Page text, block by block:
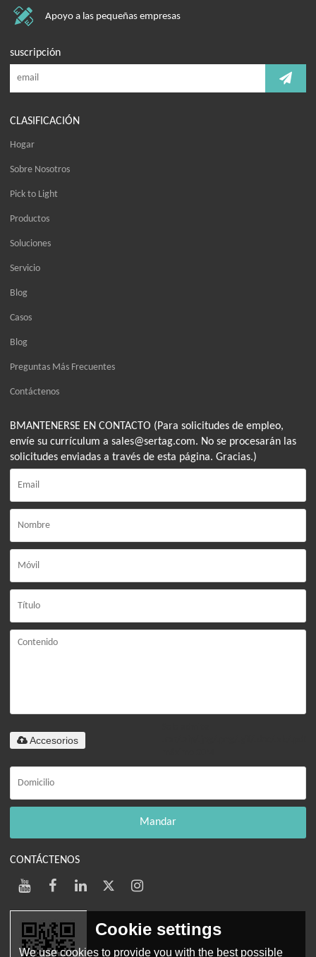
Apoyo a las pequeñas empresas
suscripción
CLASIFICACIÓN
Hogar
Sobre Nosotros
Pick to Light
Productos
Soluciones
Servicio
Blog
Casos
Blog
Preguntas Más Frecuentes
Contáctenos
BMANTENERSE EN CONTACTO (Para solicitudes de empleo,
envíe su currículum a sales@sertag.com. No se procesarán las
solicitudes enviadas a través de esta página. Gracias.)
Accesorios
Mandar
CONTÁCTENOS
Cookie settings
We use cookies to provide you with the best possible